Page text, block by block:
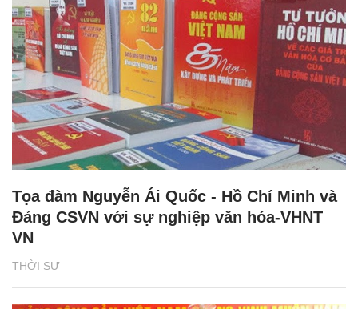
THỜI SỰ
Tọa đàm Nguyễn Ái Quốc - Hồ Chí Minh và
Đảng CSVN với sự nghiệp văn hóa-VHNT
VN